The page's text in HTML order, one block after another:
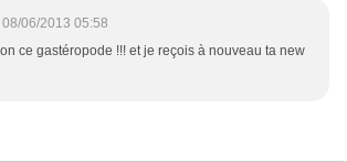
08/06/2013 05:58
ce gastéropode !!! et je reçois à nouveau ta new